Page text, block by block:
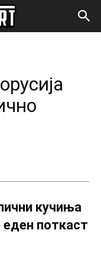
кучиња
поткаст